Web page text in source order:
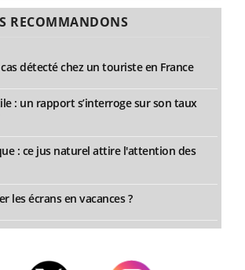
RECOMMANDONS
détecté chez un touriste en France
: un rapport s’interroge sur son taux
: ce jus naturel attire l'attention des
les écrans en vacances ?